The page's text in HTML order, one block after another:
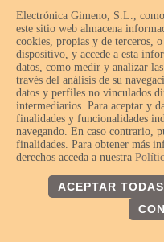
© Electrónica Gimeno 2018 –
Electrónica Gimeno, S.L.,
este sitio web almacena
cookies, propias y de terceros,
dispositivo, y accede a esta
datos, como medir y analizar
través del análisis de su
datos y perfiles no vinculados
intermediarios. Para aceptar y
finalidades y funcionalidades
navegando. En caso contrario,
finalidades. Para obtener más
derechos acceda a nuestra
ACEPTAR TODAS